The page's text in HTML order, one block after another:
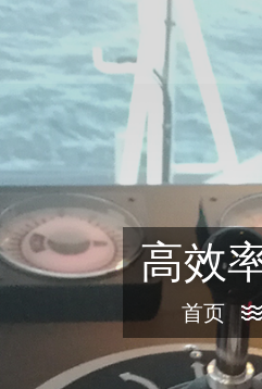
高效
首页